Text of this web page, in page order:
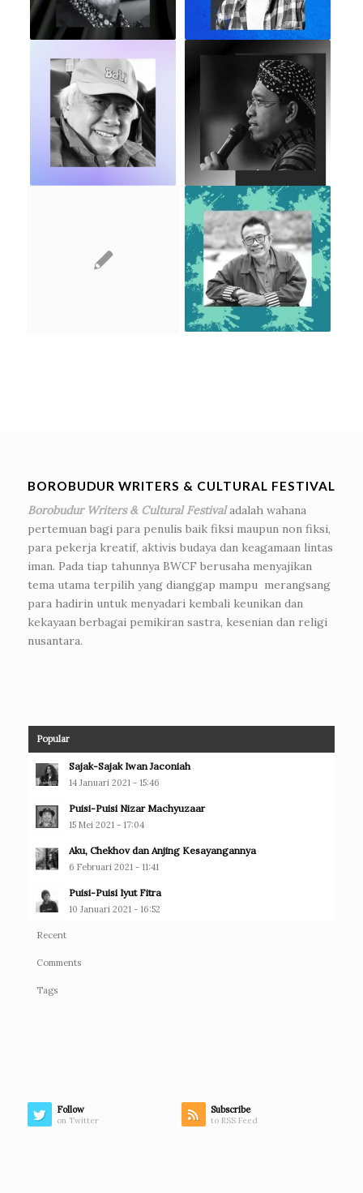
BOROBUDUR WRITERS & CULTURAL FESTIVAL
Borobudur Writers & Cultural Festivaladalah wahana
pertemuan bagi para penulis baik fiksi maupun non fiksi,
para pekerja kreatif, aktivis budaya dan keagamaan lintas
iman. Pada tiap tahunnya BWCF berusaha menyajikan
tema utama terpilih yang dianggap mampu merangsang
para hadirin untuk menyadari kembali keunikan dan
kekayaan berbagai pemikiran sastra, kesenian dan religi
nusantara.
Popular
Sajak-Sajak Iwan Jaconiah
14 Januari 2021 - 15:46
Puisi-Puisi Nizar Machyuzaar
15 Mei 2021 - 17:04
Aku, Chekhov dan Anjing Kesayangannya
6 Februari 2021 - 11:41
Puisi-Puisi Iyut Fitra
10 Januari 2021 - 16:52
Recent
Comments
Tags
Follow
on Twitter
Subscribe
to RSS Feed